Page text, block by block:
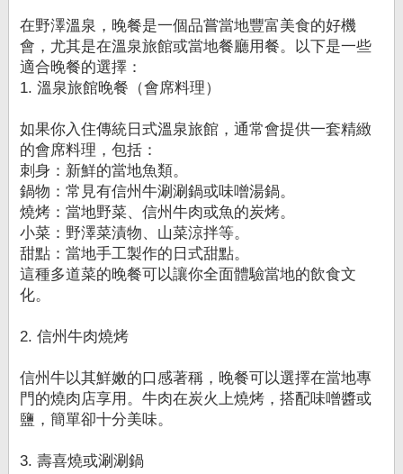
在野澤溫泉，晚餐是一個品嘗當地豐富美食的好機
會，尤其是在溫泉旅館或當地餐廳用餐。以下是一些
適合晚餐的選擇：
1. 溫泉旅館晚餐（會席料理）
如果你入住傳統日式溫泉旅館，通常會提供一套精緻
的會席料理，包括：
刺身：新鮮的當地魚類。
鍋物：常見有信州牛涮涮鍋或味噌湯鍋。
燒烤：當地野菜、信州牛肉或魚的炭烤。
小菜：野澤菜漬物、山菜涼拌等。
甜點：當地手工製作的日式甜點。
這種多道菜的晚餐可以讓你全面體驗當地的飲食文
化。
2. 信州牛肉燒烤
信州牛以其鮮嫩的口感著稱，晚餐可以選擇在當地專
門的燒肉店享用。牛肉在炭火上燒烤，搭配味噌醬或
鹽，簡單卻十分美味。
3. 壽喜燒或涮涮鍋